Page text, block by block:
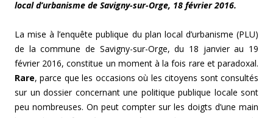
local d’urbanisme de Savigny-sur-Orge, 18 février 2016.
La mise à l’enquête publique du plan local d’urbanisme (PLU)
de la commune de Savigny-sur-Orge, du 18 janvier au 19
février 2016, constitue un moment à la fois rare et paradoxal.
Rare, parce que les occasions où les citoyens sont consultés
sur un dossier concernant une politique publique locale sont
peu nombreuses. On peut compter sur les doigts d’une main